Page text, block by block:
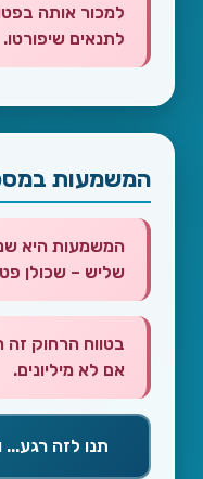
למכור אותה
לתנאים שיפורטו.
המשמעות
שליש – שכולן
בטווח הרחוק
אם לא מיליונים.
תנו לזה